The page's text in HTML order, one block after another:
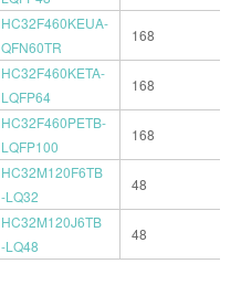
HC32F460KEUA-
QFN60TR
168
HC32F460KETA-
LQFP64
168
HC32F460PETB-
LQFP100
168
HC32M120F6TB
-LQ32
48
HC32M120J6TB
-LQ48
48